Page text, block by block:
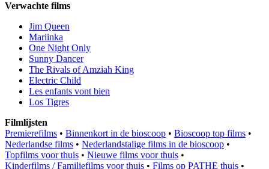
Verwachte films
Jim Queen
Mariinka
One Night Only
Sunny Dancer
The Rivals of Amziah King
Electric Child
Les enfants vont bien
Los Tigres
Filmlijsten
Premierefilms • Binnenkort in de bioscoop • Bioscoop top films •
Nederlandse films • Nederlandstalige films in de bioscoop •
Topfilms voor thuis • Nieuwe films voor thuis •
Kinderfilms / Familiefilms voor thuis • Films op PATHE thuis •